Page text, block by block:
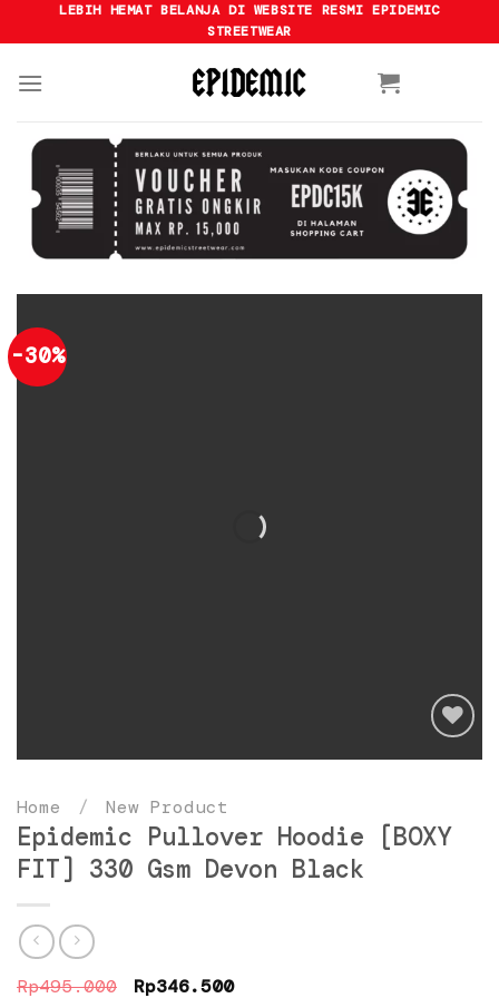
to
LEBIH HEMAT BELANJA DI WEBSITE RESMI EPIDEMIC
STREETWEAR
-30%
Home / New Product
Epidemic Pullover Hoodie [BOXY
FIT] 330 Gsm Devon Black
Rp495.000 Original
Rp346.500Current